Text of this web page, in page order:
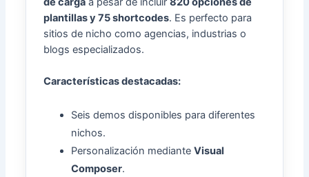
plantillas y 75 shortcodes. Es perfecto para
sitios de nicho como agencias, industrias o
blogs especializados.
Características destacadas:
Seis demos disponibles para diferentes
nichos.
Personalización medianteVisual
Composer.